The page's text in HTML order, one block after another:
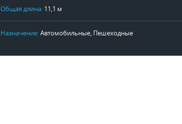
Общая длина: 11,1 м
Назначение:Автомобильные, Пешеходные